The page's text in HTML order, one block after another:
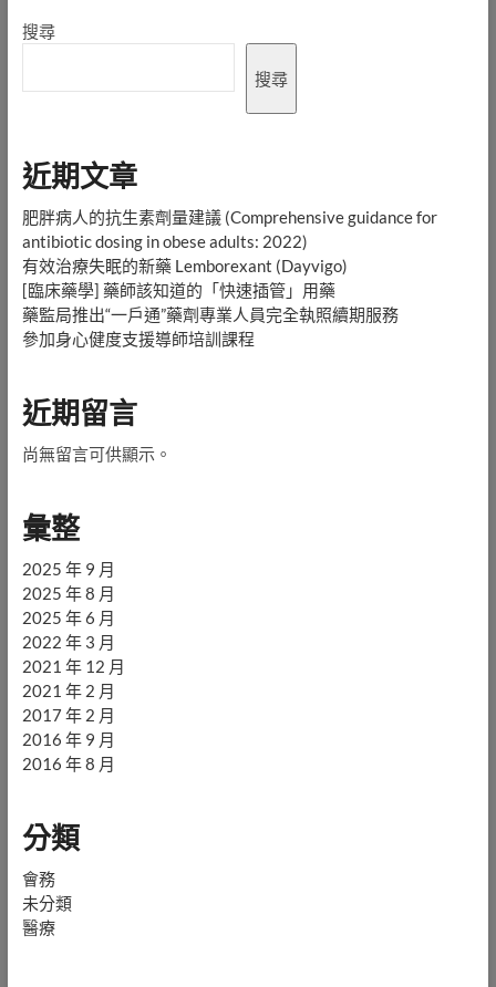
搜尋
搜尋
近期文章
肥胖病人的抗生素劑量建議 (Comprehensive guidance for
antibiotic dosing in obese adults: 2022)
有效治療失眠的新藥 Lemborexant (Dayvigo)
[臨床藥學] 藥師該知道的「快速插管」用藥
藥監局推出“一戶通”藥劑專業人員完全執照續期服務
參加身心健度支援導師培訓課程
近期留言
尚無留言可供顯示。
彙整
2025 年 9 月
2025 年 8 月
2025 年 6 月
2022 年 3 月
2021 年 12 月
2021 年 2 月
2017 年 2 月
2016 年 9 月
2016 年 8 月
分類
會務
未分類
醫療